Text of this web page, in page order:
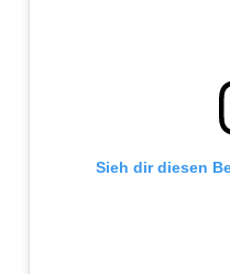
Sieh dir diesen